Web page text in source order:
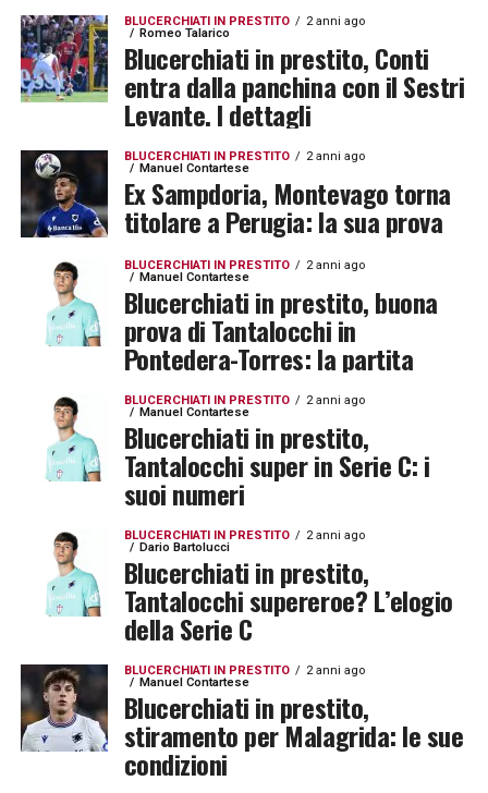
BLUCERCHIATI IN PRESTITO
2 anni ago
Romeo Talarico
Blucerchiati in prestito, Conti
entra dalla panchina con il Sestri
Levante. I dettagli
BLUCERCHIATI IN PRESTITO
2 anni ago
Manuel Contartese
Ex Sampdoria, Montevago torna
titolare a Perugia: la sua prova
BLUCERCHIATI IN PRESTITO
2 anni ago
Manuel Contartese
Blucerchiati in prestito, buona
prova di Tantalocchi in
Pontedera-Torres: la partita
BLUCERCHIATI IN PRESTITO
2 anni ago
Manuel Contartese
Blucerchiati in prestito,
Tantalocchi super in Serie C: i
suoi numeri
BLUCERCHIATI IN PRESTITO
2 anni ago
Dario Bartolucci
Blucerchiati in prestito,
Tantalocchi supereroe? L’elogio
della Serie C
BLUCERCHIATI IN PRESTITO
2 anni ago
Manuel Contartese
Blucerchiati in prestito,
stiramento per Malagrida: le sue
condizioni